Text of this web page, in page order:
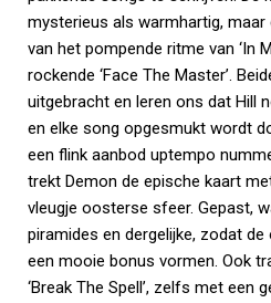
mysterieus als warmhartig, maar
van het pompende ritme van ‘In
rockende ‘Face The Master’.
uitgebracht en leren ons dat Hill
en elke song opgesmukt wordt
een flink aanbod uptempo
trekt Demon de epische kaart
vleugje oosterse sfeer. Gepast,
piramides en dergelijke, zodat
een mooie bonus vormen. Ook
‘Break The Spell’, zelfs met een